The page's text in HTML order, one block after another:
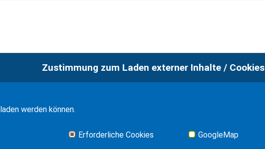
Zustimmung zum Laden externer Inhalte / Cookies
werden können.
Erforderliche Cookies GoogleMap